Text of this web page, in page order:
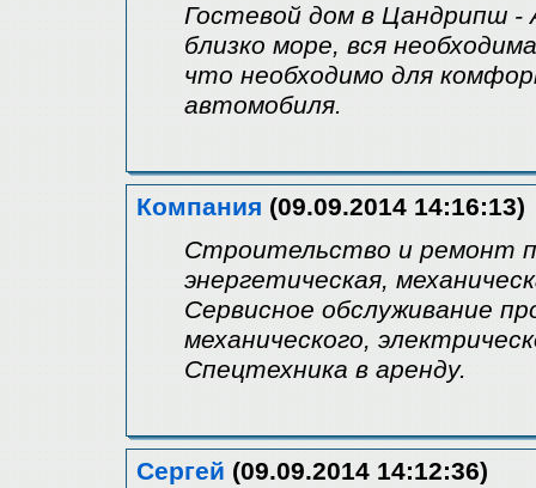
Гостевой дом в Цандрипш
близко море, вся
что необходимо для
автомобиля.
Компания (09.09.2014 14:16:13)
Строительство и ремонт
энергетическая,
Сервисное обслуживание
механического,
Спецтехника в аренду.
Сергей (09.09.2014 14:12:36)